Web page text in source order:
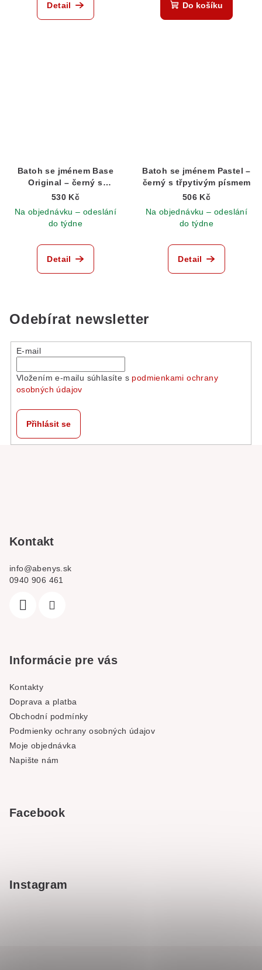
Detail Do košíku
Batoh se jménem Base
Original – černý s
reflexním písmem
530 Kč
Na objednávku – odeslání
do týdne
Detail
Batoh se jménem Pastel –
černý s třpytivým písmem
506 Kč
Na objednávku – odeslání
do týdne
Detail
Odebírat newsletter
E-mail
Vložením e-mailu súhlasíte s podmienkami ochrany
osobných údajov
Přihlásit se
Kontakt
info@abenys.sk
0940 906 461
Informácie pre vás
Kontakty
Doprava a platba
Obchodní podmínky
Podmienky ochrany osobných údajov
Moje objednávka
Napište nám
Facebook
Instagram